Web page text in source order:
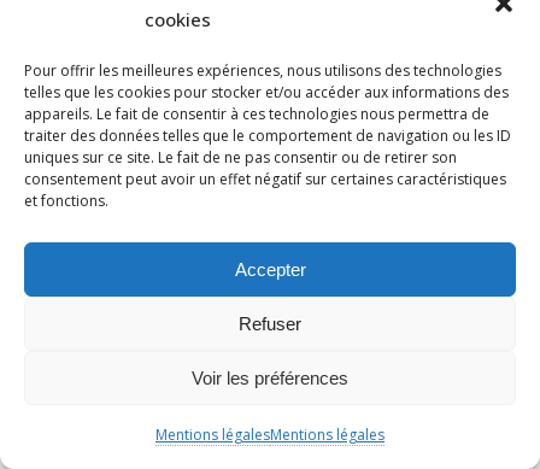
cookies
Pour offrir les meilleures expériences, nous utilisons des technologies
telles que les cookies pour stocker et/ou accéder aux informations des
appareils. Le fait de consentir à ces technologies nous permettra de
traiter des données telles que le comportement de navigation ou les ID
uniques sur ce site. Le fait de ne pas consentir ou de retirer son
consentement peut avoir un effet négatif sur certaines caractéristiques
et fonctions.
Accepter
Refuser
Voir les préférences
Mentions légalesMentions légales
ISLAMOPHOBIE
ISRAËL
ISRAEL
JARGEAU
JINJIYANAZADÎ
JUGEMENT